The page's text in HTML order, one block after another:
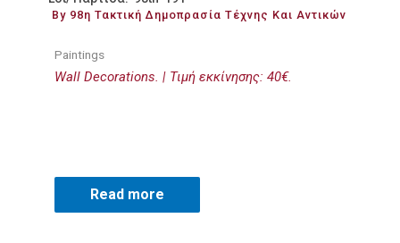
By 98η Τακτική Δημοπρασία Τέχνης Και Αντικών
Paintings
Wall Decorations. | Τιμή εκκίνησης: 40€.
Read more